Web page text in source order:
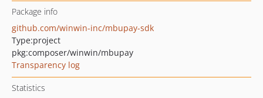
Package info
github.com/winwin-inc/mbupay-sdk
Type:project
pkg:composer/winwin/mbupay
Transparency log
Statistics